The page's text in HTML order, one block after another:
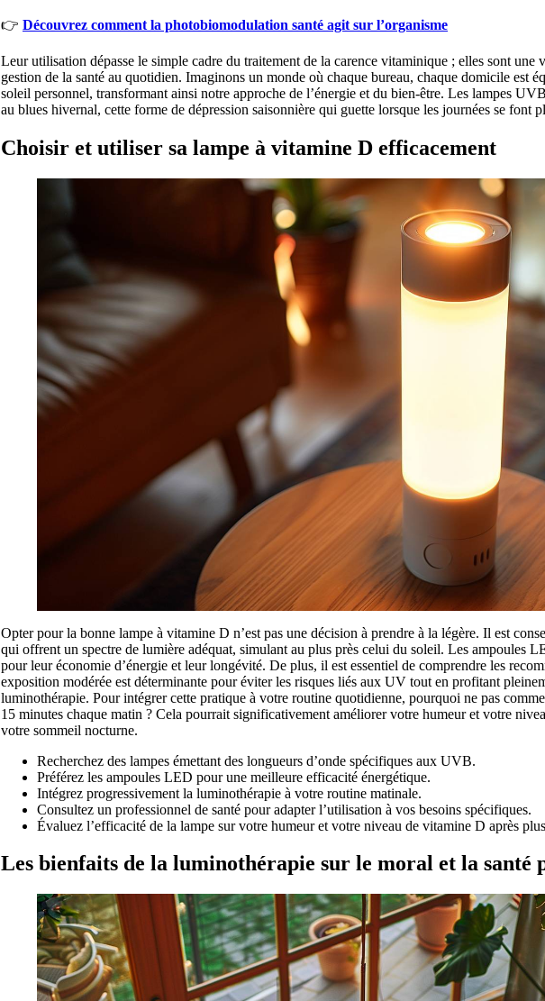
👉 Découvrez comment la photobiomodulation santé agit sur l’organisme
Leur utilisation dépasse le simple cadre du traitement de la carence vitaminique ; elles sont une
gestion de la santé au quotidien. Imaginons un monde où chaque bureau, chaque domicile est
soleil personnel, transformant ainsi notre approche de l’énergie et du bien-être. Les lampes
au blues hivernal, cette forme de dépression saisonnière qui guette lorsque les journées se font
Choisir et utiliser sa lampe à vitamine D efficacement
Opter pour la bonne lampe à vitamine D n’est pas une décision à prendre à la légère. Il est
qui offrent un spectre de lumière adéquat, simulant au plus près celui du soleil. Les ampoules
pour leur économie d’énergie et leur longévité. De plus, il est essentiel de comprendre les
exposition modérée est déterminante pour éviter les risques liés aux UV tout en profitant
luminothérapie. Pour intégrer cette pratique à votre routine quotidienne, pourquoi ne pas
15 minutes chaque matin ? Cela pourrait significativement améliorer votre humeur et votre
votre sommeil nocturne.
Recherchez des lampes émettant des longueurs d’onde spécifiques aux UVB.
Préférez les ampoules LED pour une meilleure efficacité énergétique.
Intégrez progressivement la luminothérapie à votre routine matinale.
Consultez un professionnel de santé pour adapter l’utilisation à vos besoins spécifiques.
Évaluez l’efficacité de la lampe sur votre humeur et votre niveau de vitamine D après
Les bienfaits de la luminothérapie sur le moral et la santé